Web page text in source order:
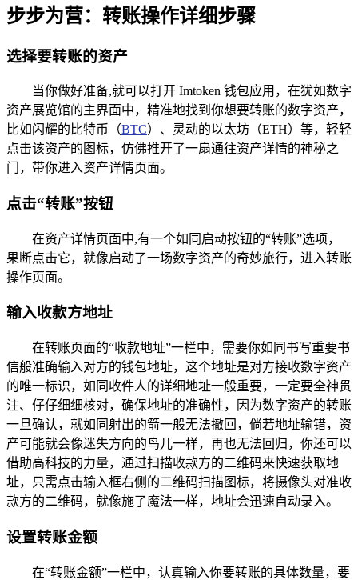
步步为营：转账操作详细步骤
选择要转账的资产
当你做好准备,就可以打开 Imtoken 钱包应用，在犹如数字
资产展览馆的主界面中，精准地找到你想要转账的数字资产，
比如闪耀的比特币（BTC）、灵动的以太坊（ETH）等，轻轻
点击该资产的图标，仿佛推开了一扇通往资产详情的神秘之
门，带你进入资产详情页面。
点击“转账”按钮
在资产详情页面中,有一个如同启动按钮的“转账”选项，
果断点击它，就像启动了一场数字资产的奇妙旅行，进入转账
操作页面。
输入收款方地址
在转账页面的“收款地址”一栏中，需要你如同书写重要书
信般准确输入对方的钱包地址，这个地址是对方接收数字资产
的唯一标识，如同收件人的详细地址一般重要，一定要全神贯
注、仔仔细细核对，确保地址的准确性，因为数字资产的转账
一旦确认，就如同射出的箭一般无法撤回，倘若地址输错，资
产可能就会像迷失方向的鸟儿一样，再也无法回归，你还可以
借助高科技的力量，通过扫描收款方的二维码来快速获取地
址，只需点击输入框右侧的二维码扫描图标，将摄像头对准收
款方的二维码，就像施了魔法一样，地址会迅速自动录入。
设置转账金额
在“转账金额”一栏中，认真输入你要转账的具体数量，要